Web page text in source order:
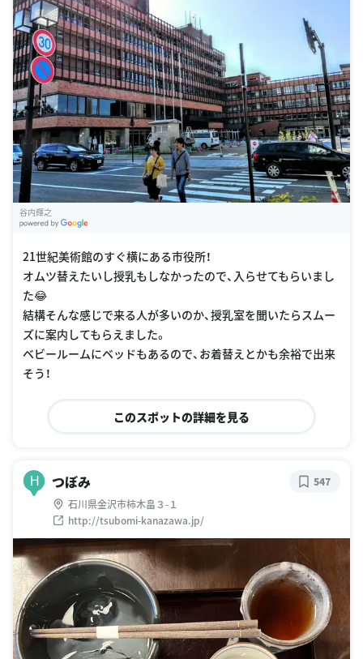
谷内輝之
21世紀美術館のすぐ横にある市役所！
オムツ替えたいし授乳もしなかったので、入らせてもらいまし
た😂
結構そんな感じで来る人が多いのか、授乳室を聞いたらスムー
ズに案内してもらえました。
ベビールームにベッドもあるので、お着替えとかも余裕で出来
そう！
このスポットの詳細を見る
H つぼみ
石川県金沢市柿木畠３-１
http://tsubomi-kanazawa.jp/
547